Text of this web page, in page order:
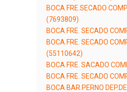
BOCA FRE.SECADO
(7693809)
BOCA FRE. SECADO
BOCA FRE. SECADO
(55110642)
BOCA FRE. SACADO
BOCA FRE. SECADO
BOCA BAR.PERNO